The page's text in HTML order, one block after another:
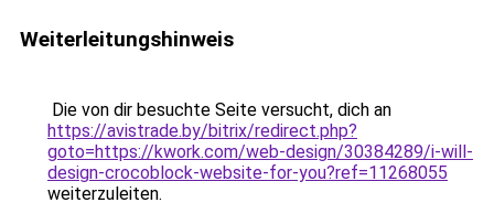
Weiterleitungshinweis
Die von dir besuchte Seite versucht, dich an
https://avistrade.by/bitrix/redirect.php?
goto=https://kwork.com/web-design/30384289/i-will-
design-crocoblock-website-for-you?ref=11268055
weiterzuleiten.